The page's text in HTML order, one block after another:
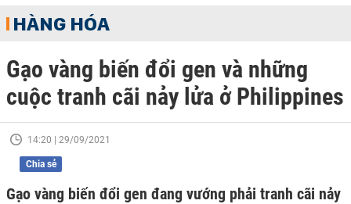
HÀNG HÓA
Gạo vàng biến đổi gen và những
cuộc tranh cãi nảy lửa ở Philippines
14:20 | 29/09/2021
Chia sẻ
Gạo vàng biến đổi gen đang vướng phải tranh cãi nảy